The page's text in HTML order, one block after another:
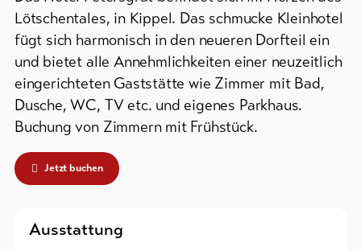
&
Service
Aktuelles
Webcams
DEENFR
/
Zeltplätze
Berghütten
/
Gasthäuser
Weitere
Unterkünfte
Shops
Lötschentales, in Kippel. Das schmucke Kleinhotel
fügt sich harmonisch in den neueren Dorfteil ein
und bietet alle Annehmlichkeiten einer neuzeitlich
eingerichteten Gaststätte wie Zimmer mit Bad,
Dusche, WC, TV etc. und eigenes Parkhaus.
Buchung von Zimmern mit Frühstück.
Jetzt buchen
Ausstattung